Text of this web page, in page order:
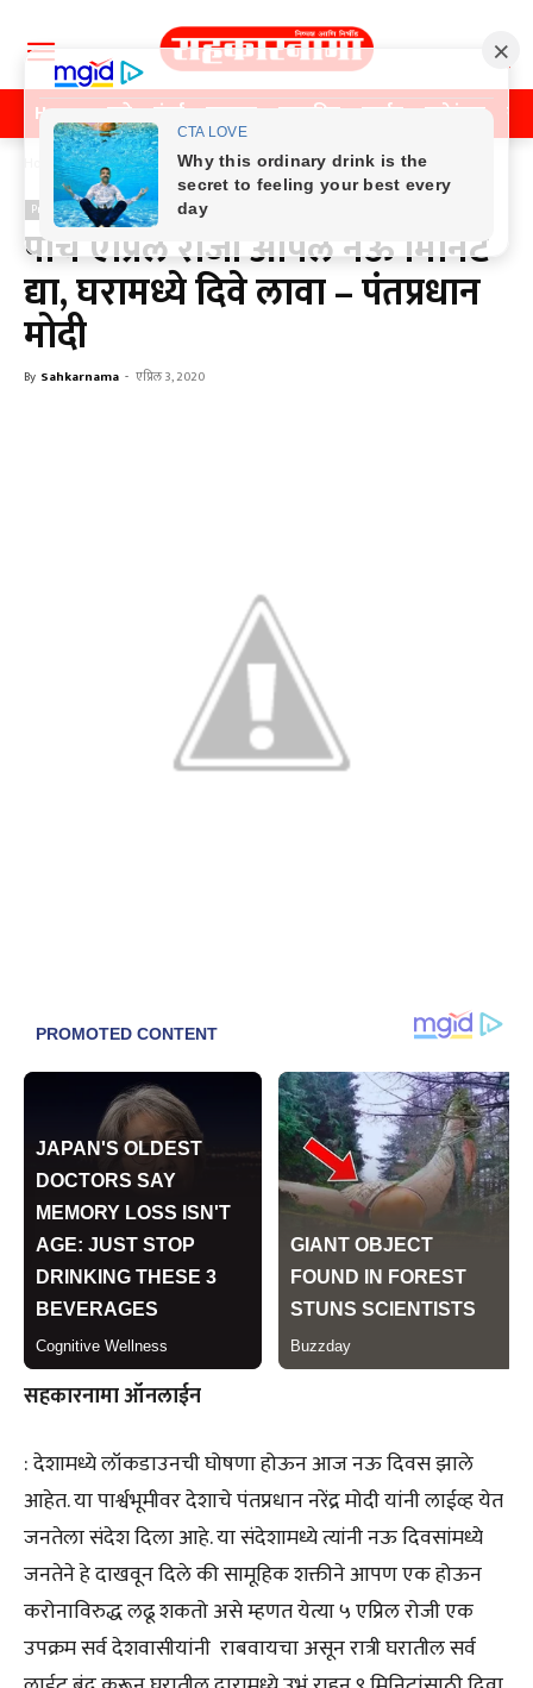
Home पुणे मुंबई महाराष्ट्र राजकीय क्राईम मनोरंजन
Home Previos News
Previos News
पाच एप्रिल रोजी आपले नऊ मिनिटं
द्या, घरामध्ये दिवे लावा – पंतप्रधान
मोदी
By Sahkarnama - एप्रिल 3, 2020
सहकारनामा ऑनलाईन
: देशामध्ये लॉकडाउनची घोषणा होऊन आज नऊ दिवस झाले
आहेत. या पार्श्वभूमीवर देशाचे पंतप्रधान नरेंद्र मोदी यांनी लाईव्ह येत
जनतेला संदेश दिला आहे. या संदेशामध्ये त्यांनी नऊ दिवसांमध्ये
जनतेने हे दाखवून दिले की सामूहिक शक्तीने आपण एक होऊन
करोनाविरुद्ध लढू शकतो असे म्हणत येत्या ५ एप्रिल रोजी एक
उपक्रम सर्व देशवासीयांनी राबवायचा असून रात्री घरातील सर्व